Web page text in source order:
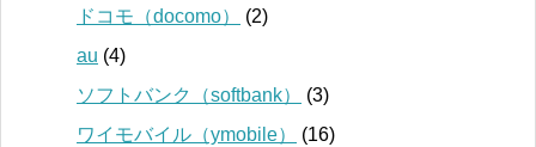
ドコモ（docomo）
(2)
au (4)
ソフトバンク（softbank）
(3)
ワイモバイル（ymobile）
(16)